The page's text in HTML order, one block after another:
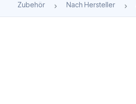
Zubehör Nach Hersteller